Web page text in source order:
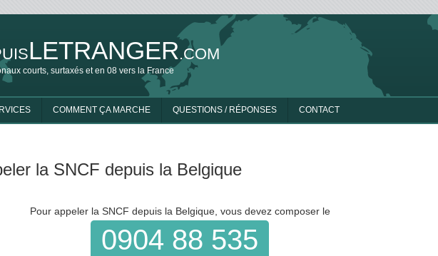
LETRANGER.COM
courts, surtaxés et en 08 vers la France
COMMENT ÇA MARCHE QUESTIONS / RÉPONSES CONTACT
la SNCF depuis la Belgique
Pour appeler la SNCF depuis la Belgique, vous devez composer le
0904 88 535